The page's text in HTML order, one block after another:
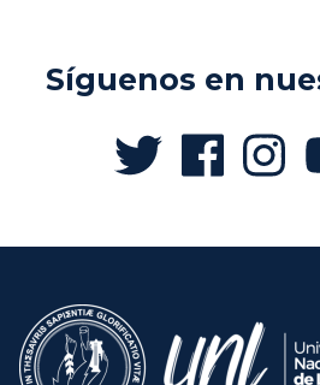
Síguenos en